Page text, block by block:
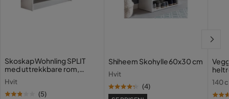
Skoskap Wohnling SPLIT
med uttrekkbare rom,
foliert sponplate Hvit
Hvit
(5)
Shiheem Skohylle 60x30 cm
Hvit
(4)
stil
140